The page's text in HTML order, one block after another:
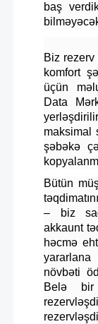
baş
Biz
komfort
üçün
Data
maksimal
şəbəkə
Bütün
– biz
akkaunt
həcmə
yararlana
növbəti
Belə bir